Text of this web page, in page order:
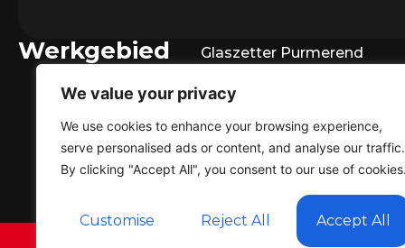
We value your privacy
We use cookies to enhance your browsing experience,
serve personalised ads or content, and analyse our traffic.
By clicking "Accept All", you consent to our use of
Customise Reject All Accept All
Werkgebied
Glaszetter Purmerend
Glaszetter Monnickendam
Glaszetter Krommenie